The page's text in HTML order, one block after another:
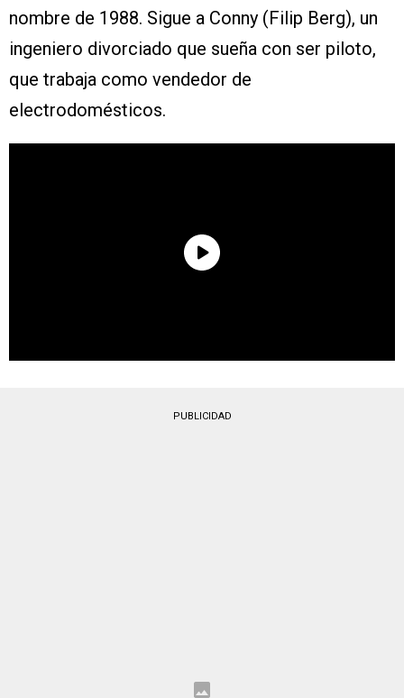
nombre de 1988. Sigue a Conny (Filip Berg), un
ingeniero divorciado que sueña con ser piloto,
que trabaja como vendedor de
electrodomésticos.
PUBLICIDAD